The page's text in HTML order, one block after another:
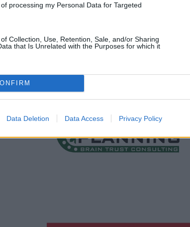
processing my Personal Data for Targeted
Collection, Use, Retention, Sale, and/or Sharing
that Is Unrelated with the Purposes for which it
Data Deletion Data Access Privacy Policy